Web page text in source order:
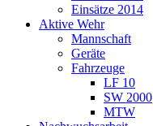
Einsätze 2014
Aktive Wehr
Mannschaft
Geräte
Fahrzeuge
LF 10
SW 2000
MTW